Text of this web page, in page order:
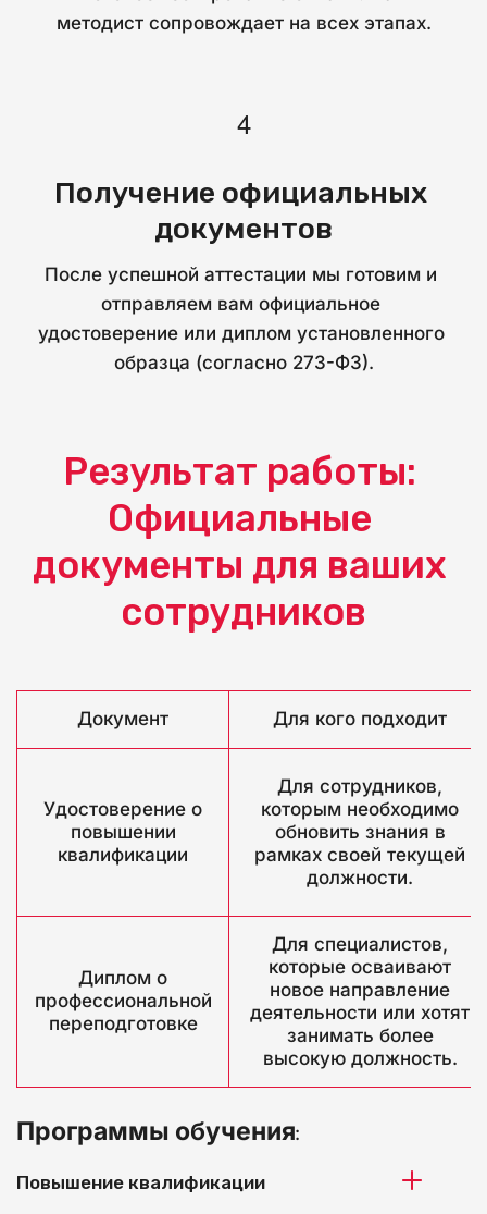
методист сопровождает на всех этапах.
Получение официальных
документов
После успешной аттестации мы готовим и
отправляем вам официальное
удостоверение или диплом установленного
образца (согласно 273-ФЗ).
Результат работы:
Официальные
документы для ваших
сотрудников
Документ Для кого подходит
Удостоверение о
повышении
квалификации
Для сотрудников,
которым необходимо
обновить знания в
рамках своей текущей
должности.
Диплом о
профессиональной
переподготовке
Для специалистов,
которые осваивают
новое направление
деятельности или хотят
занимать более
высокую должность.
Программы обучения:
Повышение квалификации